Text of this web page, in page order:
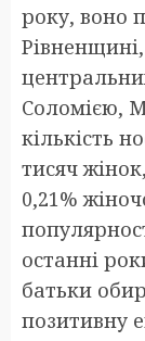
року, воно
Соломією,
кількість
тисяч
0,21%
останні
батьки
позитивну